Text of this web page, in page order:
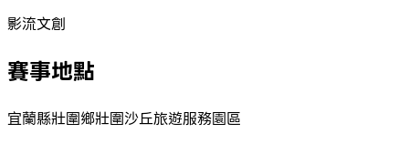
影流文創
賽事地點
宜蘭縣壯圍鄉壯圍沙丘旅遊服務園區